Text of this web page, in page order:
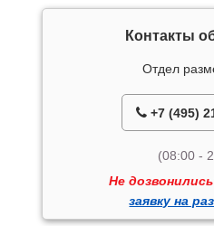
Контакты
Отдел
+7 (495)
(08:00 -
Не
заявку на